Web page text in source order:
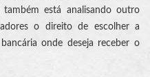
também está analisando outro
o direito de escolher a
onde deseja receber o